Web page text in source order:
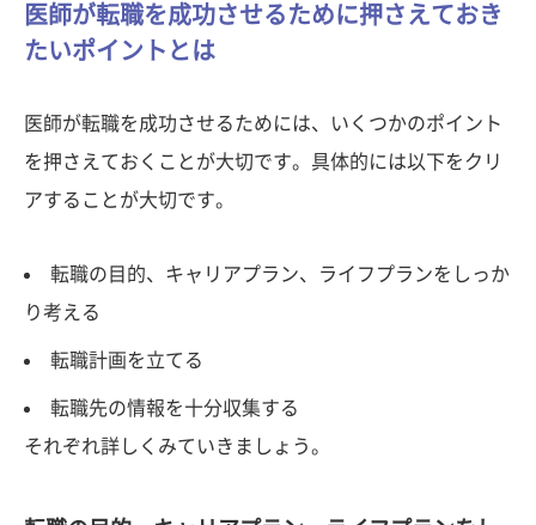
医師が転職を成功させるために押さえておき
たいポイントとは
医師が転職を成功させるためには、いくつかのポイント
を押さえておくことが大切です。具体的には以下をクリ
アすることが大切です。
転職の目的、キャリアプラン、ライフプランをしっか
り考える
転職計画を立てる
転職先の情報を十分収集する
それぞれ詳しくみていきましょう。